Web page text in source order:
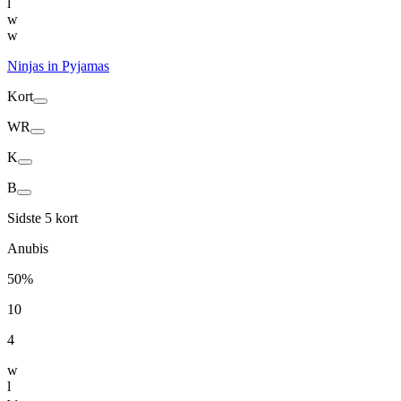
l
w
w
Ninjas in Pyjamas
Kort
WR
K
B
Sidste 5 kort
Anubis
50%
10
4
w
l